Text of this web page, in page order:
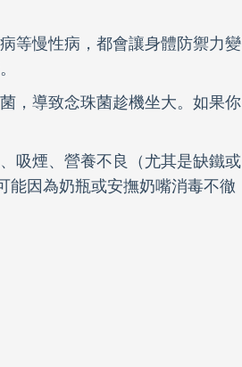
等慢性病，都會讓身體防禦力變
，導致念珠菌趁機坐大。如果你
吸煙、營養不良（尤其是缺鐵或
能因為奶瓶或安撫奶嘴消毒不徹